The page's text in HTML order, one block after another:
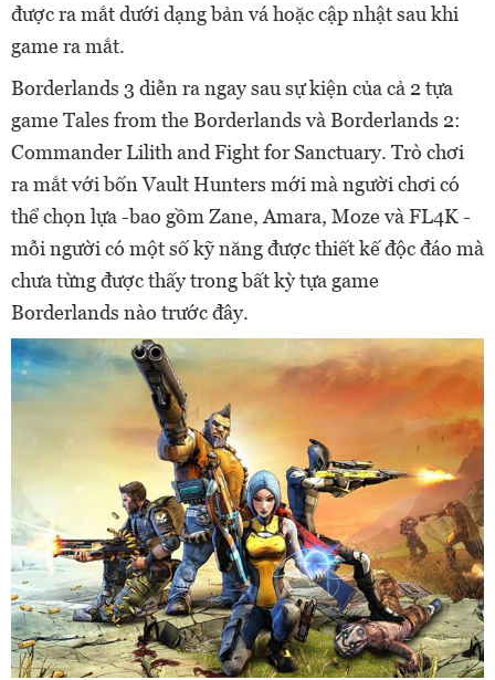
được ra mắt dưới dạng bản vá hoặc cập nhật sau khi
game ra mắt.
Borderlands 3 diễn ra ngay sau sự kiện của cả 2 tựa
game Tales from the Borderlands và Borderlands 2:
Commander Lilith and Fight for Sanctuary. Trò chơi
ra mắt với bốn Vault Hunters mới mà người chơi có
thể chọn lựa -bao gồm Zane, Amara, Moze và FL4K -
mỗi người có một số kỹ năng được thiết kế độc đáo mà
chưa từng được thấy trong bất kỳ tựa game
Borderlands nào trước đây.